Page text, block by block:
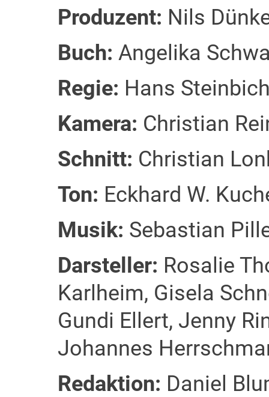
Produzent: Nils
Buch: Angelika
Regie: Hans
Kamera: Christian
Schnitt: Christian
Ton: Eckhard W.
Musik: Sebastian
Darsteller: Rosalie
Karlheim, Gisela
Gundi Ellert, Jenny
Johannes
Redaktion: Daniel